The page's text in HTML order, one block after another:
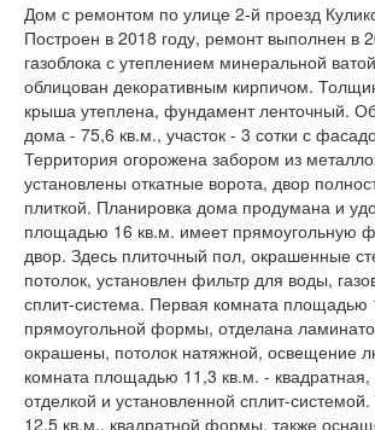
Дом с ремонтом по улице 2-й проезд
Построен в 2018 году, ремонт выполнен в
газоблока с утеплением минеральной
облицован декоративным кирпичом.
крыша утеплена, фундамент ленточный.
дома - 75,6 кв.м., участок - 3 сотки с
Территория огорожена забором из
установлены откатные ворота, двор
плиткой. Планировка дома продумана и
площадью 16 кв.м. имеет прямоугольную
двор. Здесь плиточный пол, окрашенные
потолок, установлен фильтр для воды,
сплит-система. Первая комната площадью
прямоугольной формы, отделана
окрашены, потолок натяжной, освещение
комната площадью 11,3 кв.м. - квадратная,
отделкой и установленной сплит-
12,5 кв.м., квадратной формы, также